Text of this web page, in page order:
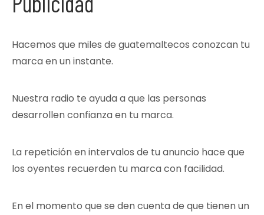
Hacemos que miles de guatemaltecos conozcan tu
marca en un instante.
Nuestra radio te ayuda a que las personas
desarrollen confianza en tu marca.
La repetición en intervalos de tu anuncio hace que
los oyentes recuerden tu marca con facilidad.
En el momento que se den cuenta de que tienen un